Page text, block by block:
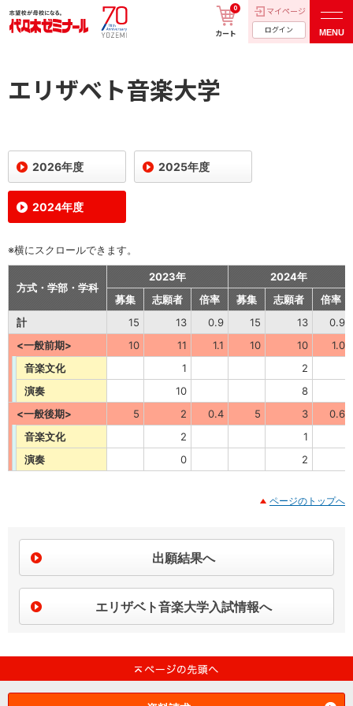
カート
0 マイページ
ログイン MENU
エリザベト音楽大学
2026年度 2025年度
2024年度
※横にスクロールできます。
方式・学部・学科
2023年
2024年
募集
志願者 倍率 募集 志願者
倍率
計
15 13 0.9 15 13
0.9
<一般前期>
10 11 1.1 10 10
1.0
音楽文化
1
2
演奏
10
8
<一般後期>
5 2 0.4 5 3
0.6
音楽文化
2
1
演奏
0 2
ページのトップへ
出願結果へ
エリザベト音楽大学入試情報へ